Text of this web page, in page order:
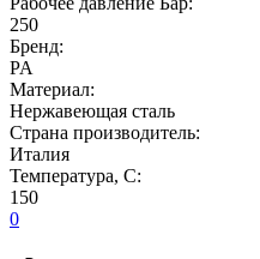
250
Бренд:
PA
Материал:
Нержавеющая сталь
Страна производитель:
Италия
Температура, C:
150
0